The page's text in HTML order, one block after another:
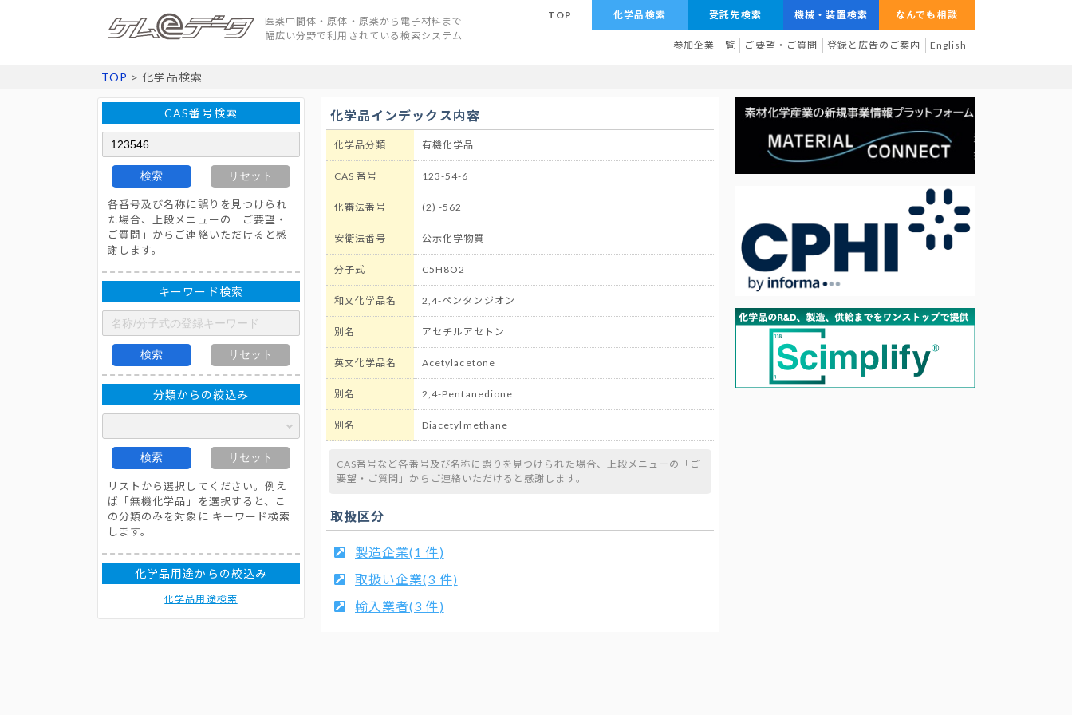
医薬中間体・原体・原薬から電子材料まで
幅広い分野で利用されている検索システム
TOP 化学品検索 受託先検索 機械・装置検索 なんでも相談
参加企業一覧 ご要望・ご質問 登録と広告のご案内 English
TOP > 化学品検索
CAS番号検索
検索 リセット
各番号及び名称に誤りを見つけられ
た場合、上段メニューの「ご要望・
ご質問」からご連絡いただけると感
謝します。
キーワード検索
検索 リセット
分類からの絞込み
検索 リセット
リストから選択してください。例え
ば「無機化学品」を選択すると、こ
の分類のみを対象に キーワード検索
します。
化学品用途からの絞込み
化学品用途検索
化学品インデックス内容
化学品分類 有機化学品
CAS 番号 123-54-6
化審法番号 (2) -562
安衛法番号 公示化学物質
分子式 C5H8O2
和文化学品名 2,4-ペンタンジオン
別名 アセチルアセトン
英文化学品名 Acetylacetone
別名 2,4-Pentanedione
別名 Diacetylmethane
CAS番号など各番号及び名称に誤りを見つけられた場合、上段メニューの「ご
要望・ご質問」からご連絡いただけると感謝します。
取扱区分
製造企業(1 件)
取扱い企業(3 件)
輸入業者(3 件)